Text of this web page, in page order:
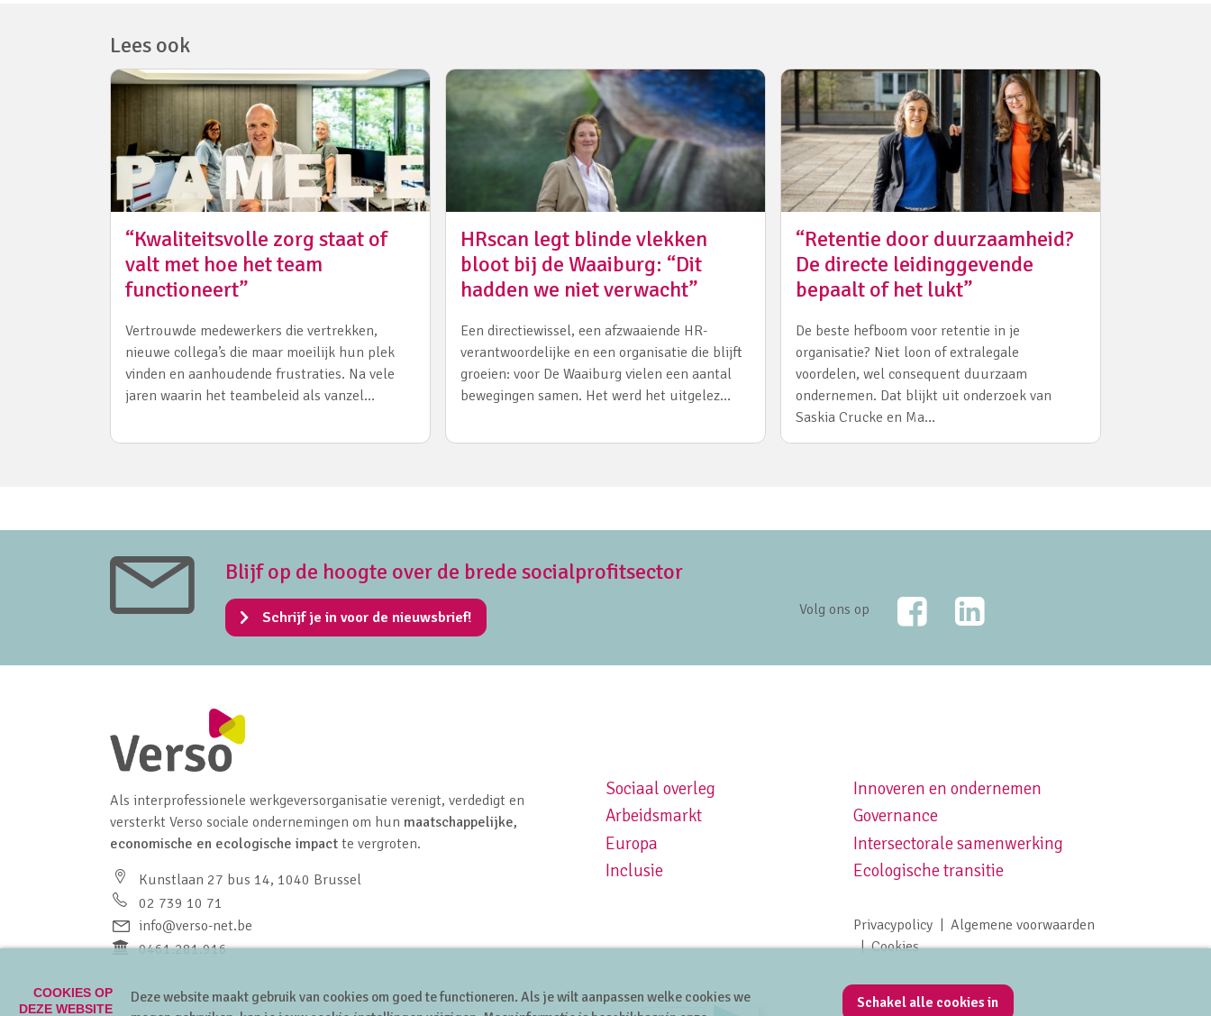
Lees ook
“Kwaliteitsvolle zorg staat of
valt met hoe het team
functioneert”
Vertrouwde medewerkers die vertrekken,
nieuwe collega’s die maar moeilijk hun plek
vinden en aanhoudende frustraties. Na vele
jaren waarin het teambeleid als vanzel…
HRscan legt blinde vlekken
bloot bij de Waaiburg: “Dit
hadden we niet verwacht”
Een directiewissel, een afzwaaiende HR-
verantwoordelijke en een organisatie die blijft
groeien: voor De Waaiburg vielen een aantal
bewegingen samen. Het werd het uitgelez…
“Retentie door duurzaamheid?
De directe leidinggevende
bepaalt of het lukt”
De beste hefboom voor retentie in je
organisatie? Niet loon of extralegale
voordelen, wel consequent duurzaam
ondernemen. Dat blijkt uit onderzoek van
Saskia Crucke en Ma…
Blijf op de hoogte over de brede socialprofitsector
Schrijf je in voor de nieuwsbrief! Volg ons op
FacebookLinkedIn
Als interprofessionele werkgeversorganisatie verenigt, verdedigt en
versterkt Verso sociale ondernemingen om hun maatschappelijke,
economische en ecologische impact te vergroten.
Kunstlaan 27 bus 14, 1040 Brussel
02 739 10 71
info@verso-net.be
0461.281.916
Footer navigation left
Sociaal overleg
Arbeidsmarkt
Europa
Inclusie
Footer navigation right
Innoveren en ondernemen
Governance
Intersectorale samenwerking
Ecologische transitie
Footer meta navigation
Privacypolicy
Algemene voorwaarden
Cookies
COOKIES OP
DEZE WEBSITE
Deze website maakt gebruik van cookies om goed te functioneren. Als je wilt aanpassen welke cookies we
Schakel alle cookies in